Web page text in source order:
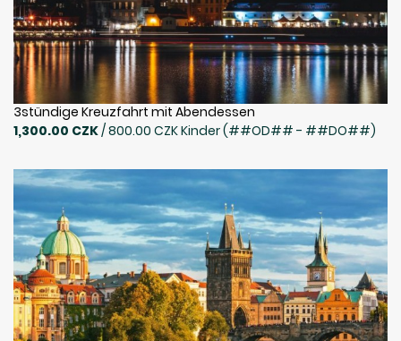
3stündige Kreuzfahrt mit Abendessen
1,300.00 CZK/ 800.00 CZK Kinder (##OD## - ##DO##)